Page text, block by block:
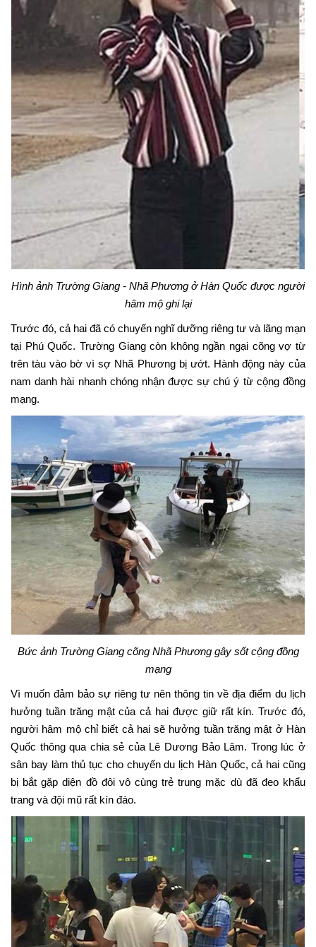
Hình ảnh Trường Giang - Nhã Phương ở Hàn Quốc được người
hâm mộ ghi lại
Trước đó, cả hai đã có chuyến nghĩ dưỡng riêng tư và lãng mạn
tại Phú Quốc. Trường Giang còn không ngần ngại cõng vợ từ
trên tàu vào bờ vì sợ Nhã Phương bị ướt. Hành động này của
nam danh hài nhanh chóng nhận được sự chú ý từ cộng đồng
mạng.
Bức ảnh Trường Giang cõng Nhã Phương gây sốt cộng đồng
mạng
Vì muốn đảm bảo sự riêng tư nên thông tin về địa điểm du lịch
hưởng tuần trăng mật của cả hai được giữ rất kín. Trước đó,
người hâm mộ chỉ biết cả hai sẽ hưởng tuần trăng mật ở Hàn
Quốc thông qua chia sẻ của Lê Dương Bảo Lâm. Trong lúc ở
sân bay làm thủ tục cho chuyến du lịch Hàn Quốc, cả hai cũng
bị bắt gặp diện đồ đôi vô cùng trẻ trung mặc dù đã đeo khẩu
trang và đội mũ rất kín đáo.